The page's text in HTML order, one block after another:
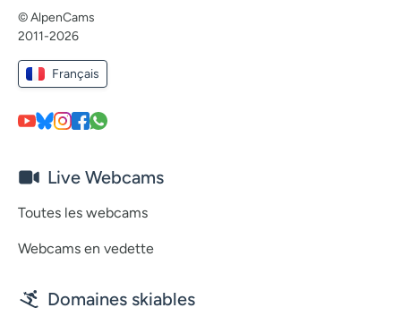
© AlpenCams
2011-2026
Français
Live Webcams
Toutes les webcams
Webcams en vedette
Domaines skiables